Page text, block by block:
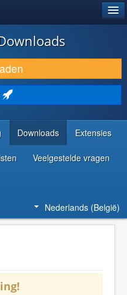
Downloads Extensies
Veelgestelde vragen
Nederlands (België)